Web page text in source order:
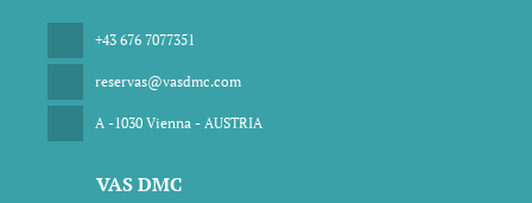
+43 676 7077351
reservas@vasdmc.com
A -1030 Vienna - AUSTRIA
VAS DMC